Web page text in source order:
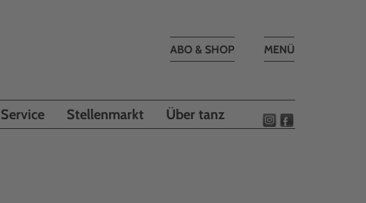
Toggle
MENÜ
ABO & SHOP
Service Stellenmarkt Über tanz